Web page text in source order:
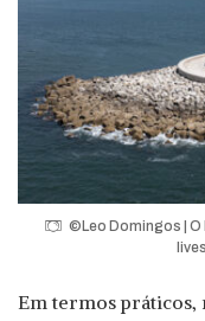
©Leo Domingos | O
Em termos práticos,